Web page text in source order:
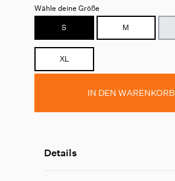
Wähle deine Größe
S
M
XL
IN DEN WARENKORB
Details